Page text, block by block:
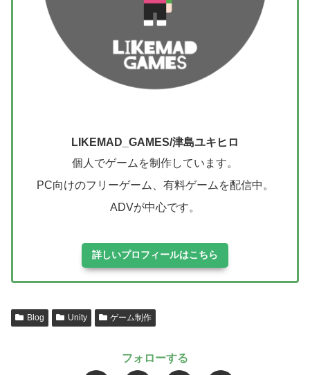
LIKEMAD_GAMES/津島ユキヒロ
個人でゲームを制作しています。
PC向けのフリーゲーム、有料ゲームを配信中。
ADVが中心です。
詳しいプロフィールはこちら
Blog Unity ゲーム制作
フォローする